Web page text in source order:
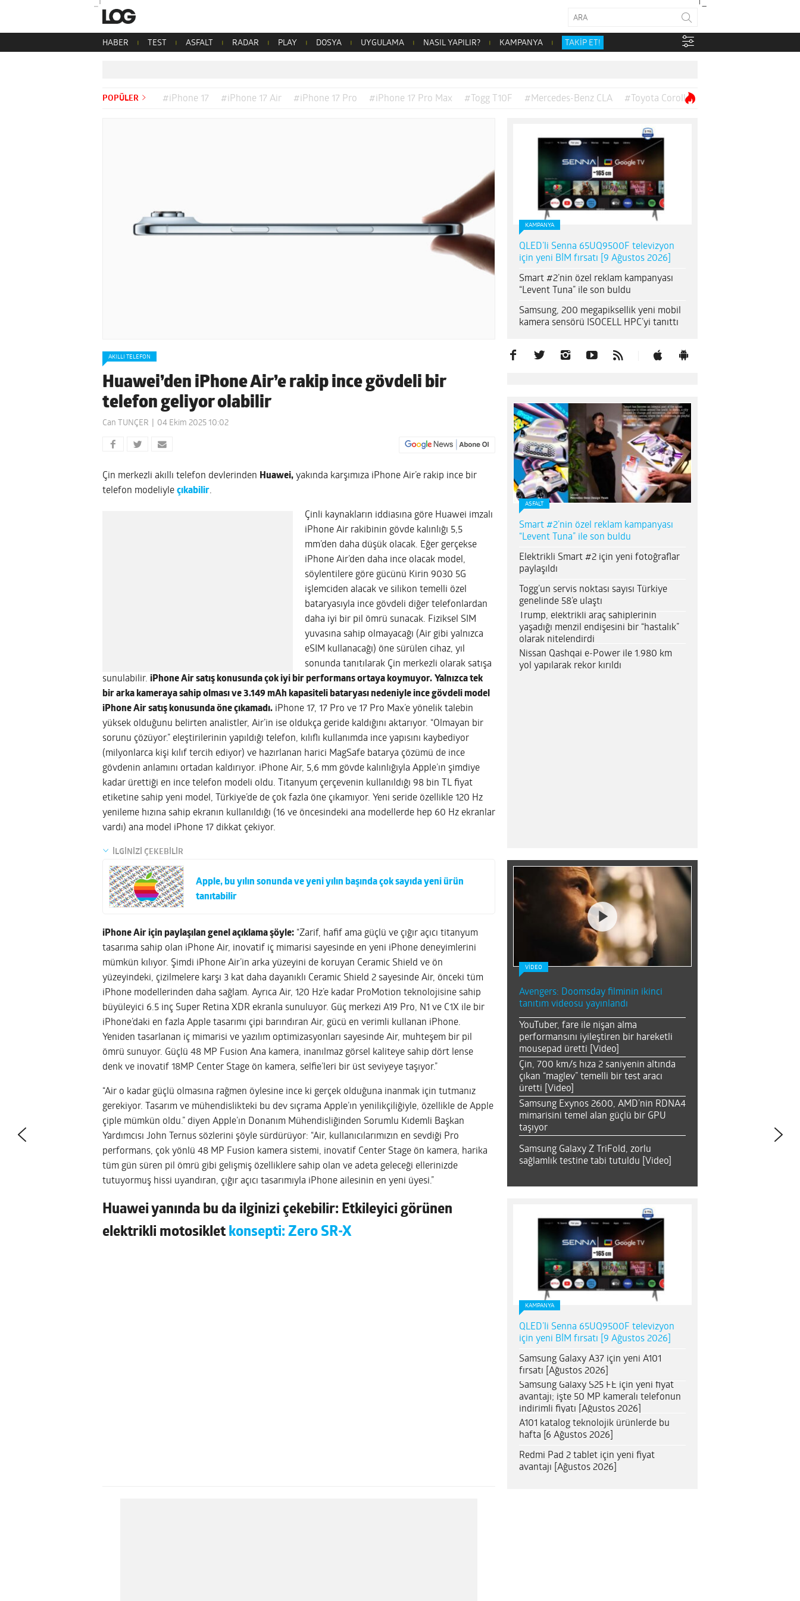
HABER TEST ASFALT RADAR PLAY DOSYA UYGULAMA NASIL YAPILIR? KAMPANYA TAKİP ET!
POPÜLER #iPhone 17 #iPhone 17 Air #iPhone 17 Pro #iPhone 17 Pro Max #Togg T10F #Mercedes-Benz CLA #Toyota Corolla
AKILLI TELEFON
Huawei’den iPhone Air’e rakip ince gövdeli bir
telefon geliyor olabilir
Can TUNÇER 04 Ekim 2025 10:02
Çin merkezli akıllı telefon devlerinden Huawei, yakında karşımıza iPhone Air’e rakip ince bir
telefon modeliyle çıkabilir.
Çinli kaynakların iddiasına göre Huawei imzalı
iPhone Air rakibinin gövde kalınlığı 5,5
mm’den daha düşük olacak. Eğer gerçekse
iPhone Air’den daha ince olacak model,
söylentilere göre gücünü Kirin 9030 5G
işlemciden alacak ve silikon temelli özel
bataryasıyla ince gövdeli diğer telefonlardan
daha iyi bir pil ömrü sunacak. Fiziksel SIM
yuvasına sahip olmayacağı (Air gibi yalnızca
eSIM kullanacağı) öne sürülen cihaz, yıl
sonunda tanıtılarak Çin merkezli olarak satışa
sunulabilir. iPhone Air satış konusunda çok iyi bir performans ortaya koymuyor. Yalnızca tek
bir arka kameraya sahip olması ve 3.149 mAh kapasiteli bataryası nedeniyle ince gövdeli model
iPhone Air satış konusunda öne çıkamadı. iPhone 17, 17 Pro ve 17 Pro Max’e yönelik talebin
yüksek olduğunu belirten analistler, Air’in ise oldukça geride kaldığını aktarıyor. “Olmayan bir
sorunu çözüyor.” eleştirilerinin yapıldığı telefon, kılıflı kullanımda ince yapısını kaybediyor
(milyonlarca kişi kılıf tercih ediyor) ve hazırlanan harici MagSafe batarya çözümü de ince
gövdenin anlamını ortadan kaldırıyor. iPhone Air, 5,6 mm gövde kalınlığıyla Apple’ın şimdiye
kadar ürettiği en ince telefon modeli oldu. Titanyum çerçevenin kullanıldığı 98 bin TL fiyat
etiketine sahip yeni model, Türkiye’de de çok fazla öne çıkamıyor. Yeni seride özellikle 120 Hz
yenileme hızına sahip ekranın kullanıldığı (16 ve öncesindeki ana modellerde hep 60 Hz ekranlar
vardı) ana model iPhone 17 dikkat çekiyor.
İLGİNİZİ ÇEKEBİLİR
Apple, bu yılın sonunda ve yeni yılın başında çok sayıda yeni ürün
tanıtabilir
iPhone Air için paylaşılan genel açıklama şöyle: “Zarif, hafif ama güçlü ve çığır açıcı titanyum
tasarıma sahip olan iPhone Air, inovatif iç mimarisi sayesinde en yeni iPhone deneyimlerini
mümkün kılıyor. Şimdi iPhone Air’in arka yüzeyini de koruyan Ceramic Shield ve ön
yüzeyindeki, çizilmelere karşı 3 kat daha dayanıklı Ceramic Shield 2 sayesinde Air, önceki tüm
iPhone modellerinden daha sağlam. Ayrıca Air, 120 Hz’e kadar ProMotion teknolojisine sahip
büyüleyici 6.5 inç Super Retina XDR ekranla sunuluyor. Güç merkezi A19 Pro, N1 ve C1X ile bir
iPhone’daki en fazla Apple tasarımı çipi barındıran Air, gücü en verimli kullanan iPhone.
Yeniden tasarlanan iç mimarisi ve yazılım optimizasyonları sayesinde Air, muhteşem bir pil
ömrü sunuyor. Güçlü 48 MP Fusion Ana kamera, inanılmaz görsel kaliteye sahip dört lense
denk ve inovatif 18MP Center Stage ön kamera, selfie’leri bir üst seviyeye taşıyor.”
“Air o kadar güçlü olmasına rağmen öylesine ince ki gerçek olduğuna inanmak için tutmanız
gerekiyor. Tasarım ve mühendislikteki bu dev sıçrama Apple’ın yenilikçiliğiyle, özellikle de Apple
çiple mümkün oldu.” diyen Apple’ın Donanım Mühendisliğinden Sorumlu Kıdemli Başkan
Yardımcısı John Ternus sözlerini şöyle sürdürüyor: “Air, kullanıcılarımızın en sevdiği Pro
performans, çok yönlü 48 MP Fusion kamera sistemi, inovatif Center Stage ön kamera, harika
tüm gün süren pil ömrü gibi gelişmiş özelliklere sahip olan ve adeta geleceği ellerinizde
tutuyormuş hissi uyandıran, çığır açıcı tasarımıyla iPhone ailesinin en yeni üyesi.”
Huawei yanında bu da ilginizi çekebilir: Etkileyici görünen
elektrikli motosiklet konsepti: Zero SR-X
KAMPANYA
QLED’li Senna 65UQ9500F televizyon
için yeni BİM fırsatı [9 Ağustos 2026]
Smart #2’nin özel reklam kampanyası
“Levent Tuna” ile son buldu
Samsung, 200 megapiksellik yeni mobil
kamera sensörü ISOCELL HPC’yi tanıttı
ASFALT
Smart #2’nin özel reklam kampanyası
“Levent Tuna” ile son buldu
Elektrikli Smart #2 için yeni fotoğraflar
paylaşıldı
Togg’un servis noktası sayısı Türkiye
genelinde 58’e ulaştı
Trump, elektrikli araç sahiplerinin
yaşadığı menzil endişesini bir “hastalık”
olarak nitelendirdi
Nissan Qashqai e-Power ile 1.980 km
yol yapılarak rekor kırıldı
VİDEO
Avengers: Doomsday filminin ikinci
tanıtım videosu yayınlandı
YouTuber, fare ile nişan alma
performansını iyileştiren bir hareketli
mousepad üretti [Video]
Çin, 700 km/s hıza 2 saniyenin altında
çıkan “maglev” temelli bir test aracı
üretti [Video]
Samsung Exynos 2600, AMD’nin RDNA4
mimarisini temel alan güçlü bir GPU
taşıyor
Samsung Galaxy Z TriFold, zorlu
sağlamlık testine tabi tutuldu [Video]
KAMPANYA
QLED’li Senna 65UQ9500F televizyon
için yeni BİM fırsatı [9 Ağustos 2026]
Samsung Galaxy A37 için yeni A101
fırsatı [Ağustos 2026]
Samsung Galaxy S25 FE için yeni fiyat
avantajı; işte 50 MP kameralı telefonun
indirimli fiyatı [Ağustos 2026]
A101 katalog teknolojik ürünlerde bu
hafta [6 Ağustos 2026]
Redmi Pad 2 tablet için yeni fiyat
avantajı [Ağustos 2026]